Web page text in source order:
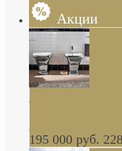
Акции
Butterfly
глянцевая
195 000 руб.